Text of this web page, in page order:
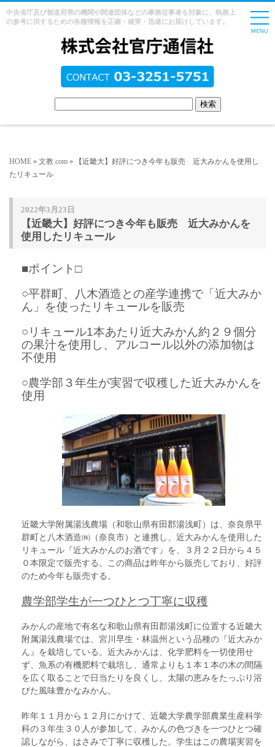
中央省庁及び都道府県の機関や関連団体などの事務従事者を対象に、執務上
の参考に供するための各種情報を正確・確実・迅速にお届けしています。
HOME » 文教.com » 【近畿大】好評につき今年も販売 近大みかんを使用し
たリキュール
2022年3月23日
【近畿大】好評につき今年も販売 近大みかんを
使用したリキュール
■ポイント□
○平群町、八木酒造との産学連携で「近大みか
ん」を使ったリキュールを販売
○リキュール1本あたり近大みかん約２９個分
の果汁を使用し、アルコール以外の添加物は
不使用
○農学部３年生が実習で収穫した近大みかんを
使用
近畿大学附属湯浅農場（和歌山県有田郡湯浅町）は、奈良県平
群町と八木酒造㈱（奈良市）と連携し、近大みかんを使用した
リキュール『近大みかんのお酒です』を、３月２２日から４５
０本限定で販売する。この商品は昨年から販売しており、好評
のため今年も販売する。
農学部学生が一つひとつ丁寧に収穫
みかんの産地で有名な和歌山県有田郡湯浅町に位置する近畿大
附属湯浅農場では、宮川早生・林温州という品種の『近大みか
ん』を栽培している。近大みかんは、化学肥料を一切使用せ
ず、魚系の有機肥料で栽培し、通常よりも１本１本の木の間隔
を広く取ることで日当たりを良くし、太陽の恵みをたっぷり浴
びた風味豊かなみかん。
昨年１１月から１２月にかけて、近畿大学農学部農業生産科学
科の３年生３０人が参加して、みかんの色づきを一つひとつ確
認しながら、はさみで丁寧に収穫した。学生はこの農場実習を